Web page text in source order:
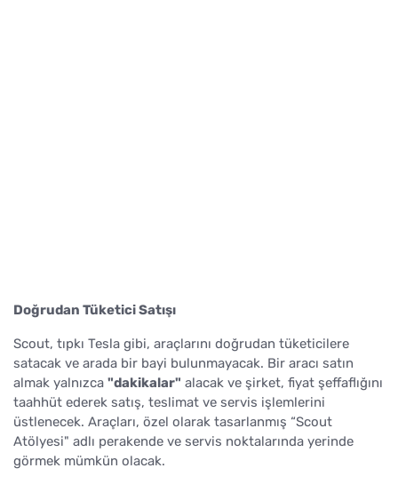
Doğrudan Tüketici Satışı
Scout, tıpkı Tesla gibi, araçlarını doğrudan tüketicilere
satacak ve arada bir bayi bulunmayacak. Bir aracı satın
almak yalnızca "dakikalar" alacak ve şirket, fiyat şeffaflığını
taahhüt ederek satış, teslimat ve servis işlemlerini
üstlenecek. Araçları, özel olarak tasarlanmış “Scout
Atölyesi" adlı perakende ve servis noktalarında yerinde
görmek mümkün olacak.